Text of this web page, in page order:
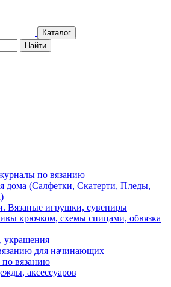
Каталог
Найти
по вязанию
дома (Салфетки, Скатерти, Пледы,
Вязаные игрушки, сувениры
крючком, схемы спицами, обвязка
украшения
для начинающих
вязанию
аксессуаров